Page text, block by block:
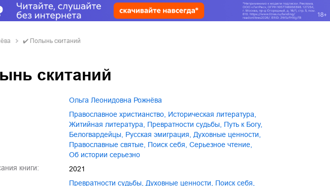
✔️ Полынь скитаний
скитаний
Ольга Леонидовна Рожнёва
православное христианство историческая литература
житийная литература
превратности судьбы путь к Богу,
белогвардейцы
русская эмиграция духовные ценности
православные святые
поиск себя серьезное чтение
об истории серьезно
книги:
2021
превратности судьбы духовные ценности поиск себя